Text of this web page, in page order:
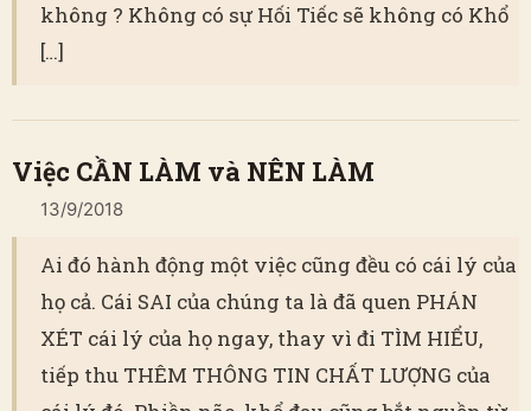
không ? Không có sự Hối Tiếc sẽ không có Khổ
[…]
Việc CẦN LÀM và NÊN LÀM
13/9/2018
Ai đó hành động một việc cũng đều có cái lý của
họ cả. Cái SAI của chúng ta là đã quen PHÁN
XÉT cái lý của họ ngay, thay vì đi TÌM HIỂU,
tiếp thu THÊM THÔNG TIN CHẤT LƯỢNG của